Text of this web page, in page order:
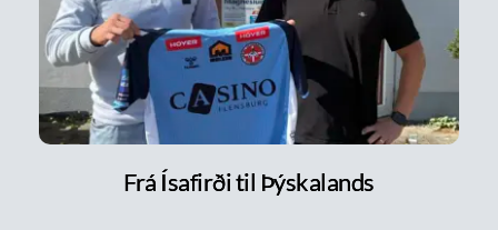
Frá Ísafirði til Þýskalands